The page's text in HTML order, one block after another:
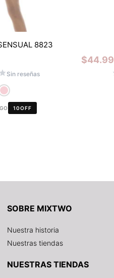
8823
Sin reseñas
10OFF
$44.99
SOBRE MIXTWO
Nuestra historia
Nuestras tiendas
NUESTRAS TIENDAS